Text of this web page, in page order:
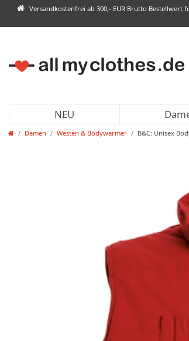
Versandkostenfrei ab 300,- EUR Brutto Bestellwert
NEU
Damen Westen & Bodywarmer B&C: Unisex